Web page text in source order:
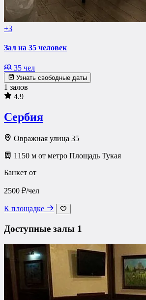
+3
Зал на 35 человек
35 чел
Узнать свободные даты
1 залов
4.9
Сербия
Овражная улица 35
1150 м от метро Площадь Тукая
Банкет от
2500 ₽/чел
К площадке
Доступные залы 1